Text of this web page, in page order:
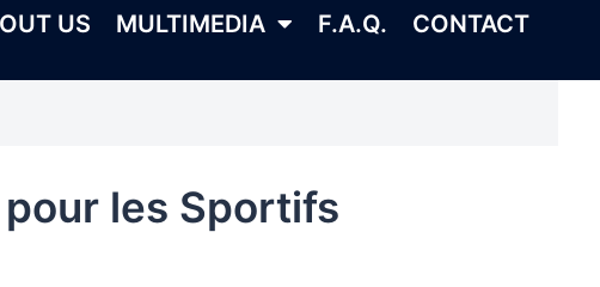
US MULTIMEDIA F.A.Q. CONTACT
les Sportifs